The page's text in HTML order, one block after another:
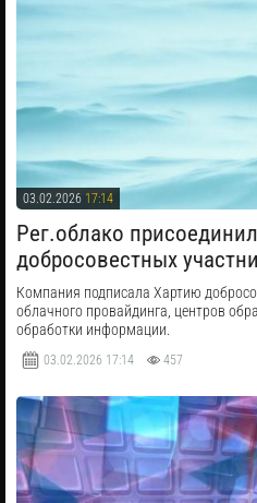
03.02.2026 17:14
​Рег.облако
добросовестных
Компания подписала Хартию
облачного провайдинга, центров
обработки информации.
03.02.2026 17:14 457